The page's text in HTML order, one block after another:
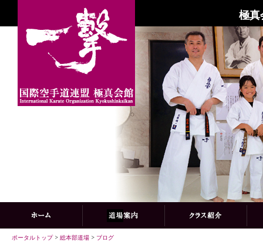
極真
ポータルトップ> 総本部道場 > ブログ